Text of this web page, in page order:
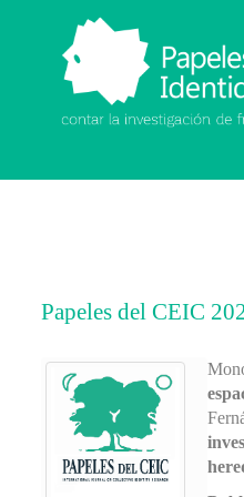
Papeles de
Contar la de
Papeles del CEIC